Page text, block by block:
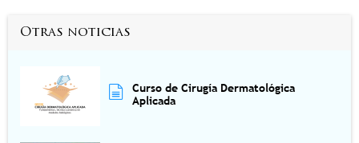
Otras noticias
Curso de Cirugía Dermatológica
Aplicada